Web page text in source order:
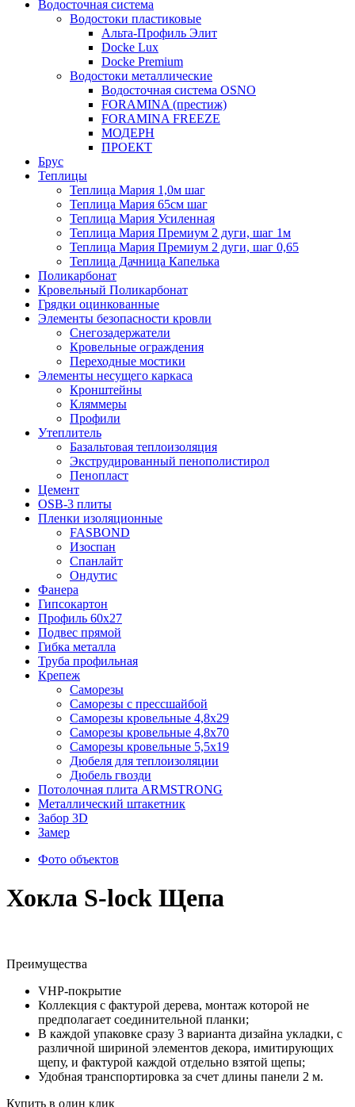
Водосточная система
Водостоки пластиковые
Альта-Профиль Элит
Docke Lux
Docke Premium
Водостоки металлические
Водосточная система OSNO
FORAMINA (престиж)
FORAMINA FREEZE
МОДЕРН
ПРОЕКТ
Брус
Теплицы
Теплица Мария 1,0м шаг
Теплица Мария 65см шаг
Теплица Мария Усиленная
Теплица Мария Премиум 2 дуги, шаг 1м
Теплица Мария Премиум 2 дуги, шаг 0,65
Теплица Дачница Капелька
Поликарбонат
Кровельный Поликарбонат
Грядки оцинкованные
Элементы безопасности кровли
Снегозадержатели
Кровельные ограждения
Переходные мостики
Элементы несущего каркаса
Кронштейны
Кляммеры
Профили
Утеплитель
Базальтовая теплоизоляция
Экструдированный пенополистирол
Пенопласт
Цемент
OSB-3 плиты
Пленки изоляционные
FASBOND
Изоспан
Спанлайт
Ондутис
Фанера
Гипсокартон
Профиль 60х27
Подвес прямой
Гибка металла
Труба профильная
Крепеж
Саморезы
Саморезы с прессшайбой
Саморезы кровельные 4,8х29
Саморезы кровельные 4,8х70
Саморезы кровельные 5,5х19
Дюбеля для теплоизоляции
Дюбель гвозди
Потолочная плита ARMSTRONG
Металлический штакетник
Забор 3D
Замер
Фото объектов
Хокла S-lock Щепа
Преимущества
VHP-покрытие
Коллекция с фактурой дерева, монтаж которой не
предполагает соединительной планки;
В каждой упаковке сразу 3 варианта дизайна укладки, с
различной шириной элементов декора, имитирующих
щепу, и фактурой каждой отдельно взятой щепы;
Удобная транспортировка за счет длины панели 2 м.
Купить в один клик